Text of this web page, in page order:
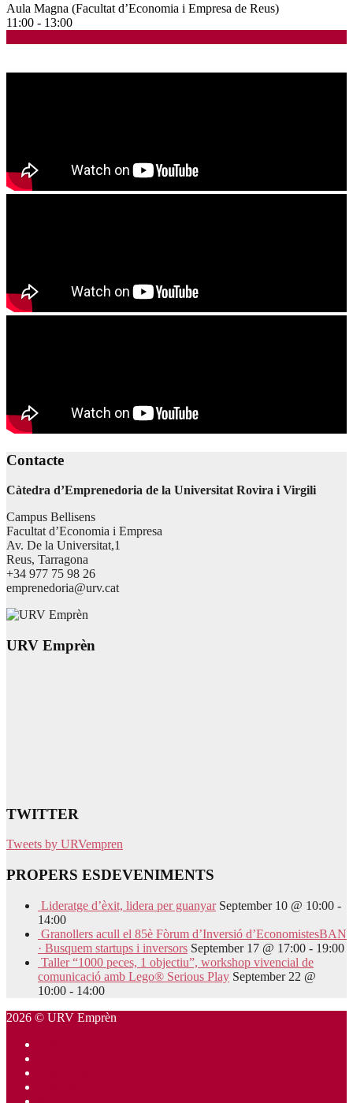
Aula Magna (Facultat d’Economia i Empresa de Reus)
11:00 - 13:00
Contacte
Càtedra d’Emprenedoria de la Universitat Rovira i Virgili
Campus Bellisens
Facultat d’Economia i Empresa
Av. De la Universitat,1
Reus, Tarragona
+34 977 75 98 26
emprenedoria@urv.cat
URV Emprèn
TWITTER
Tweets by URVempren
PROPERS ESDEVENIMENTS
Lideratge d’èxit, lidera per guanyar September 10 @ 10:00 -
14:00
Granollers acull el 85è Fòrum d’Inversió d’EconomistesBAN
· Busquem startups i inversors September 17 @ 17:00 - 19:00
Taller “1000 peces, 1 objectiu”, workshop vivencial de
comunicació amb Lego® Serious Play September 22 @
10:00 - 14:00
2026 © URV Emprèn